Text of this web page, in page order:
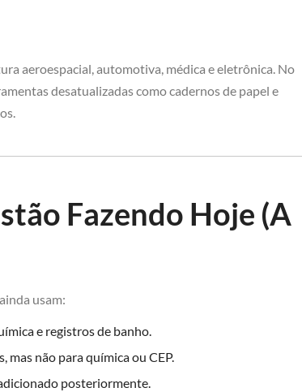
aeroespacial, automotiva, médica e eletrônica. No
desatualizadas como cadernos de papel e
Fazendo Hoje (A
usam:
e registros de banho.
não para química ou CEP.
posteriormente.